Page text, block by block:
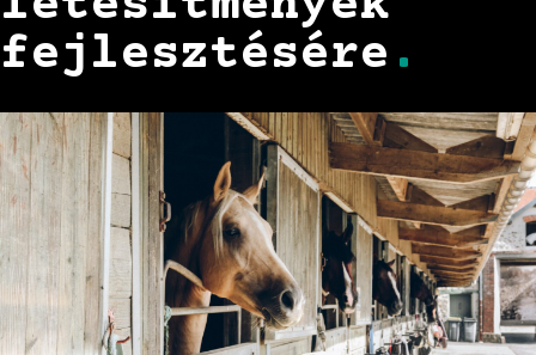
fejlesztésére .